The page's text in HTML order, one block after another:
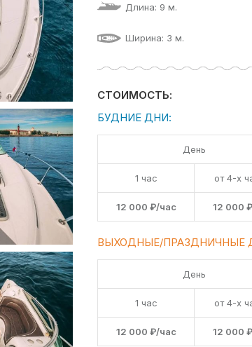
Длина: 9 м.
Ширина: 3 м.
СТОИМОСТЬ:
БУДНИЕ ДНИ:
День
1 час от 4-х
12 000 ₽/час 12 000
ВЫХОДНЫЕ/ПРАЗДНИЧНЫЕ
День
1 час от 4-х
12 000 ₽/час 12 000